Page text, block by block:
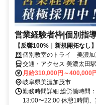
営業経験者枠|個別指
【反響100%｜新規開拓な
個別教室のトライ 美濃加
交通・アクセス 美濃太田
（長良川鉄道）から徒歩13
月給310,000円～400,000
岐阜県美濃加茂市
勤務時間詳細 総労働時間
13:00〜22:00 休憩1時間